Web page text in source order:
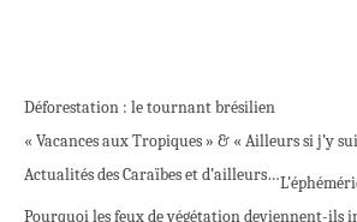
Déforestation : le tournant brésilien
« Vacances aux Tropiques » & « Ailleurs si j’y
Actualités des Caraïbes et d’ailleurs…
Pourquoi les feux de végétation deviennent-ils